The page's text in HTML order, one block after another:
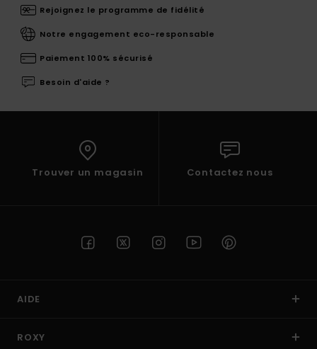
Rejoignez le programme de fidélité
Notre engagement eco-responsable
Paiement 100% sécurisé
Besoin d'aide ?
Trouver un magasin Contactez nous
AIDE
ROXY